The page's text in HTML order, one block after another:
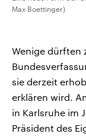
Max Boettinger)
Wenige dürften
sie derzeit
erklären wird.
in Karlsruhe im
Präsident des